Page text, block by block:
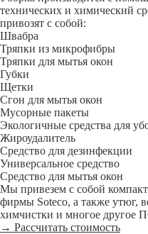
технических и химический
привозят с собой:
Швабра
Тряпки из микрофибры
Тряпки для мытья окон
Губки
Щетки
Сгон для мытья окон
Мусорные пакеты
Экологичные средства для
Жироудалитель
Средство для дезинфекции
Универсальное средство
Средство для мытья окон
Мы привезем с собой
фирмы Soteco, а также утюг,
химчистки и многое
→ Рассчитать стоимость